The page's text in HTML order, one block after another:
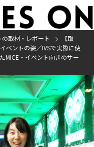
の取材・レポート
【取
ベントの姿／IVSで実際に使
MICE・イベント向きのサー